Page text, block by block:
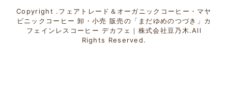
Copyright .フェアトレード＆オーガニックコーヒー・マヤ
ビニックコーヒー 卸・小売 販売の「まだゆめのつづき」カ
フェインレスコーヒー デカフェ｜株式会社豆乃木.All
Rights Reserved.